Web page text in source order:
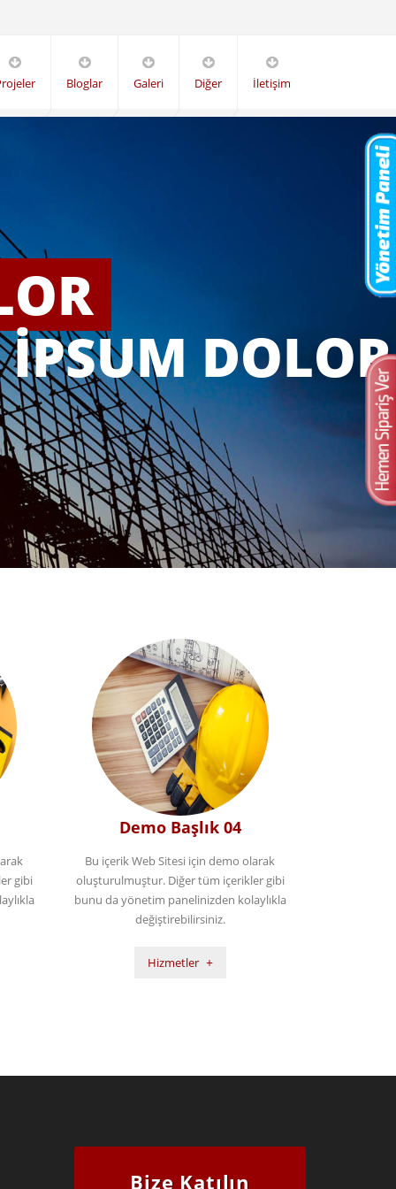
Bloglar Galeri Diğer İletişim
DOLOR
gibi
Demo Başlık 04
Bu içerik Web Sitesi için demo olarak
oluşturulmuştur. Diğer tüm içerikler gibi
bunu da yönetim panelinizden kolaylıkla
değiştirebilirsiniz.
Hizmetler
Bize Katılın